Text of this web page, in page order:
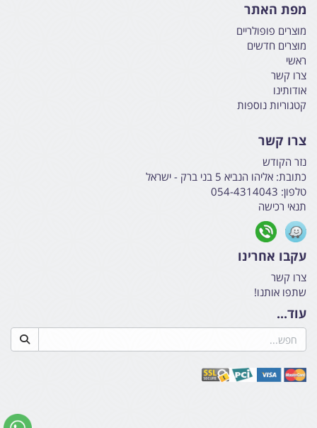
מפת האתר
מוצרים פופולריים
מוצרים חדשים
ראשי
צרו קשר
אודותינו
קטגוריות נוספות
צרו קשר
נזר הקודש
כתובת: אליהו הנביא 5 בני ברק - ישראל
טלפון: 054-4314043
תנאי רכישה
עקבו אחרינו
צרו קשר
שתפו אותנו!
עוד...